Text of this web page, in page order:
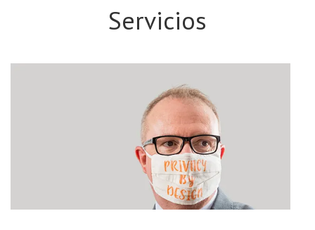
Servicios